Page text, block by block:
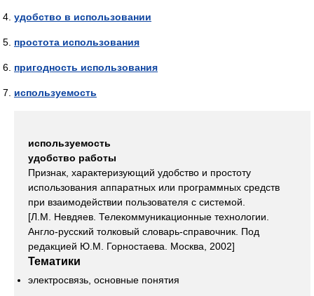
удобство в использовании
простота использования
пригодность использования
используемость
используемость
удобство работы
Признак, характеризующий удобство и простоту
использования аппаратных или программных средств
при взаимодействии пользователя с системой.
[Л.М. Невдяев. Телекоммуникационные технологии.
Англо-русский толковый словарь-справочник. Под
редакцией Ю.М. Горностаева. Москва, 2002]
Тематики
электросвязь, основные понятия